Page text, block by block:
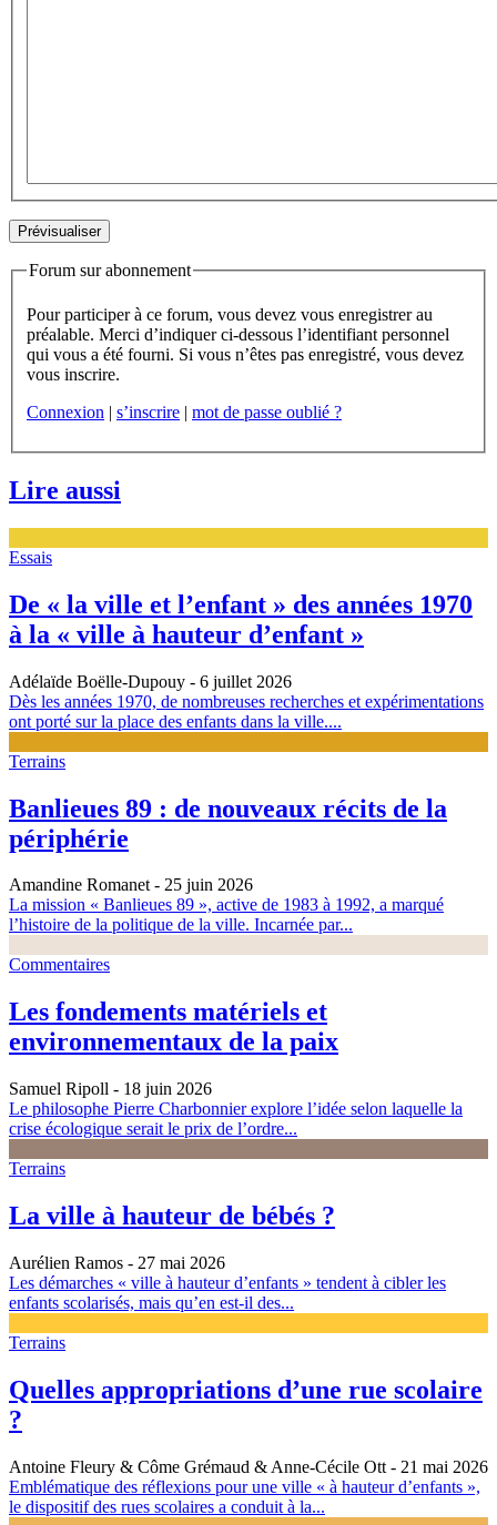
Forum sur abonnement
Pour participer à ce forum, vous devez vous enregistrer au
préalable. Merci d’indiquer ci-dessous l’identifiant personnel
qui vous a été fourni. Si vous n’êtes pas enregistré, vous devez
vous inscrire.
Connexion | s’inscrire | mot de passe oublié ?
Lire aussi
Essais
De « la ville et l’enfant » des années 1970
à la « ville à hauteur d’enfant »
Adélaïde Boëlle-Dupouy - 6 juillet 2026
Dès les années 1970, de nombreuses recherches et expérimentations
ont porté sur la place des enfants dans la ville....
Terrains
Banlieues 89 : de nouveaux récits de la
périphérie
Amandine Romanet- 25 juin 2026
La mission « Banlieues 89 », active de 1983 à 1992, a marqué
l’histoire de la politique de la ville. Incarnée par...
Commentaires
Les fondements matériels et
environnementaux de la paix
Samuel Ripoll - 18 juin 2026
Le philosophe Pierre Charbonnier explore l’idée selon laquelle la
crise écologique serait le prix de l’ordre...
Terrains
La ville à hauteur de bébés ?
Aurélien Ramos - 27 mai 2026
Les démarches « ville à hauteur d’enfants » tendent à cibler les
enfants scolarisés, mais qu’en est-il des...
Terrains
Quelles appropriations d’une rue scolaire
?
Antoine Fleury & Côme Grémaud & Anne-Cécile Ott - 21 mai 2026
Emblématique des réflexions pour une ville « à hauteur d’enfants »,
le dispositif des rues scolaires a conduit à la...